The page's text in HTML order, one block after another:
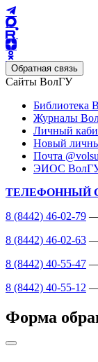
Обратная связь
Сайты ВолГУ
Библиотека
Журналы
Личный
Новый
Почта
ЭИОС
ТЕЛЕФОННЫЙ
8 (8442) 46-02-79 —
8 (8442) 46-02-63 —
8 (8442) 40-55-47 —
8 (8442) 40-55-12 —
Форма